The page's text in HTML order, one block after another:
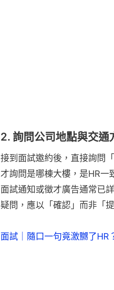
2. 詢問公司地點與交通
接到面試邀約後，直接詢問
才詢問是哪棟大樓，是HR一
面試通知或徵才廣告通常已
疑問，應以「確認」而非「
面試｜隨口一句竟激嬲了HR